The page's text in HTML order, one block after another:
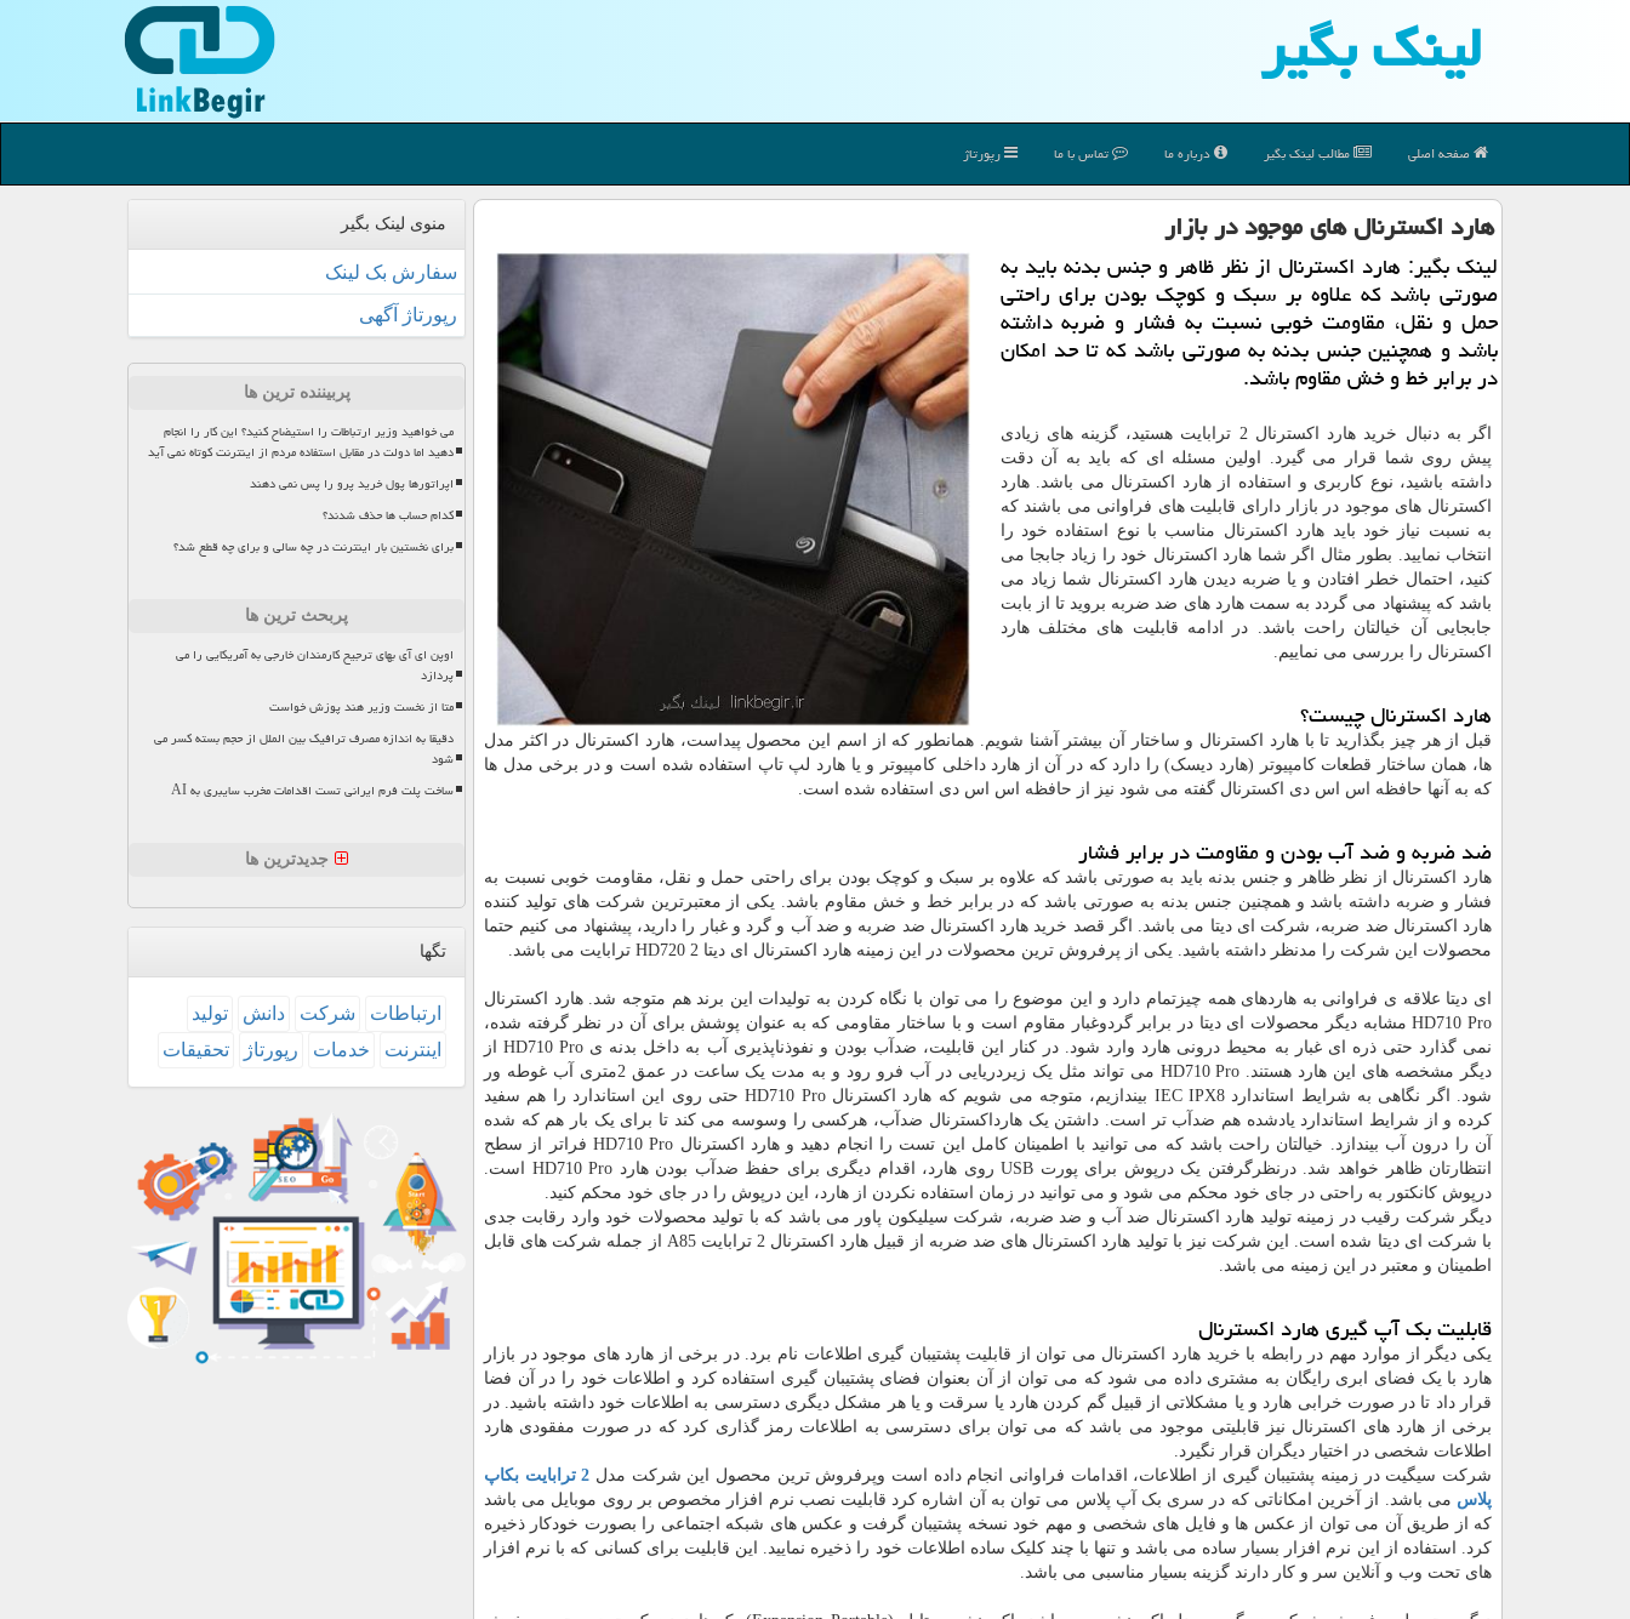
لینك بگیر
صفحه اصلی مطالب لینك بگیر درباره ما تماس با ما رپورتاژ
هارد اكسترنال های موجود در بازار
لینك بگیر: هارد اكسترنال از نظر ظاهر و جنس بدنه باید به
صورتی باشد كه علاوه بر سبك و كوچك بودن برای راحتی
حمل و نقل، مقاومت خوبی نسبت به فشار و ضربه داشته
باشد و همچنین جنس بدنه به صورتی باشد كه تا حد امكان
در برابر خط و خش مقاوم باشد.
اگر به دنبال خرید هارد اکسترنال 2 ترابایت هستید، گزینه های زیادی
پیش روی شما قرار می گیرد. اولین مسئله ای که باید به آن دقت
داشته باشید، نوع کاربری و استفاده از هارد اکسترنال می باشد. هارد
اکسترنال های موجود در بازار دارای قابلیت های فراوانی می باشند که
به نسبت نیاز خود باید هارد اکسترنال مناسب با نوع استفاده خود را
انتخاب نمایید. بطور مثال اگر شما هارد اکسترنال خود را زیاد جابجا می
کنید، احتمال خطر افتادن و یا ضربه دیدن هارد اکسترنال شما زیاد می
باشد که پیشنهاد می گردد به سمت هارد های ضد ضربه بروید تا از بابت
جابجایی آن خیالتان راحت باشد. در ادامه قابلیت های مختلف هارد
اکسترنال را بررسی می نماییم.
هارد اکسترنال چیست؟
قبل از هر چیز بگذارید تا با هارد اکسترنال و ساختار آن بیشتر آشنا شویم. همانطور که از اسم این محصول پیداست، هارد اکسترنال در اکثر مدل
ها، همان ساختار قطعات کامپیوتر (هارد دیسک) را دارد که در آن از هارد داخلی کامپیوتر و یا هارد لپ تاپ استفاده شده است و در برخی مدل ها
که به آنها حافظه اس اس دی اکسترنال گفته می شود نیز از حافظه اس اس دی استفاده شده است.
ضد ضربه و ضد آب بودن و مقاومت در برابر فشار
هارد اکسترنال از نظر ظاهر و جنس بدنه باید به صورتی باشد که علاوه بر سبک و کوچک بودن برای راحتی حمل و نقل، مقاومت خوبی نسبت به
فشار و ضربه داشته باشد و همچنین جنس بدنه به صورتی باشد که در برابر خط و خش مقاوم باشد. یکی از معتبرترین شرکت های تولید کننده
هارد اکسترنال ضد ضربه، شرکت ای دیتا می باشد. اگر قصد خرید هارد اکسترنال ضد ضربه و ضد آب و گرد و غبار را دارید، پیشنهاد می کنیم حتما
محصولات این شرکت را مدنظر داشته باشید. یکی از پرفروش ترین محصولات در این زمینه هارد اکسترنال ای دیتا HD720 2 ترابایت می باشد.
ای دیتا علاقه ی فراوانی به هاردهای همه چیزتمام دارد و این موضوع را می توان با نگاه کردن به تولیدات این برند هم متوجه شد. هارد اکسترنال
HD710 Pro مشابه دیگر محصولات ای دیتا در برابر گردوغبار مقاوم است و با ساختار مقاومی که به عنوان پوشش برای آن در نظر گرفته شده،
نمی گذارد حتی ذره ای غبار به محیط درونی هارد وارد شود. در کنار این قابلیت، ضدآب بودن و نفوذناپذیری آب به داخل بدنه ی HD710 Pro از
دیگر مشخصه های این هارد هستند. HD710 Pro می تواند مثل یک زیردریایی در آب فرو رود و به مدت یک ساعت در عمق 2متری آب غوطه ور
شود. اگر نگاهی به شرایط استاندارد IEC IPX8 بیندازیم، متوجه می شویم که هارد اکسترنال HD710 Pro حتی روی این استاندارد را هم سفید
کرده و از شرایط استاندارد یادشده هم ضدآب تر است. داشتن یک هارداکسترنال ضدآب، هرکسی را وسوسه می کند تا برای یک بار هم که شده
آن را درون آب بیندازد. خیالتان راحت باشد که می توانید با اطمینان کامل این تست را انجام دهید و هارد اکسترنال HD710 Pro فراتر از سطح
انتظارتان ظاهر خواهد شد. درنظرگرفتن یک درپوش برای پورت USB روی هارد، اقدام دیگری برای حفظ ضدآب بودن هارد HD710 Pro است.
درپوش کانکتور به راحتی در جای خود محکم می شود و می توانید در زمان استفاده نکردن از هارد، این درپوش را در جای خود محکم کنید.
دیگر شرکت رقیب در زمینه تولید هارد اکسترنال ضد آب و ضد ضربه، شرکت سیلیکون پاور می باشد که با تولید محصولات خود وارد رقابت جدی
با شرکت ای دیتا شده است. این شرکت نیز با تولید هارد اکسترنال های ضد ضربه از قبیل هارد اکسترنال 2 ترابایت A85 از جمله شرکت های قابل
اطمینان و معتبر در این زمینه می باشد.
قابلیت بک آپ گیری هارد اکسترنال
یکی دیگر از موارد مهم در رابطه با خرید هارد اکسترنال می توان از قابلیت پشتیبان گیری اطلاعات نام برد. در برخی از هارد های موجود در بازار
هارد با یک فضای ابری رایگان به مشتری داده می شود که می توان از آن بعنوان فضای پشتیبان گیری استفاده کرد و اطلاعات خود را در آن فضا
قرار داد تا در صورت خرابی هارد و یا مشکلاتی از قبیل گم کردن هارد یا سرقت و یا هر مشکل دیگری دسترسی به اطلاعات خود داشته باشید. در
برخی از هارد های اکسترنال نیز قابلیتی موجود می باشد که می توان برای دسترسی به اطلاعات رمز گذاری کرد که در صورت مفقودی هارد
اطلاعات شخصی در اختیار دیگران قرار نگیرد.
شرکت سیگیت در زمینه پشتیبان گیری از اطلاعات، اقدامات فراوانی انجام داده است وپرفروش ترین محصول این شرکت مدل
2 ترابایت بکاپ
پلاس می باشد. از آخرین امکاناتی که در سری بک آپ پلاس می توان به آن اشاره کرد قابلیت نصب نرم افزار مخصوص بر روی موبایل می باشد
که از طریق آن می توان از عکس ها و فایل های شخصی و مهم خود نسخه پشتیبان گرفت و عکس های شبکه اجتماعی را بصورت خودکار ذخیره
کرد. استفاده از این نرم افزار بسیار ساده می باشد و تنها با چند کلیک ساده اطلاعات خود را ذخیره نمایید. این قابلیت برای کسانی که با نرم افزار
های تحت وب و آنلاین سر و کار دارند گزینه بسیار مناسبی می باشد.
منوی لینک بگیر
سفارش بک لینک
رپورتاژ آگهی
پربیننده ترین ها
می خواهید وزیر ارتباطات را استیضاح کنید؟ این کار را انجام
دهید اما دولت در مقابل استفاده مردم از اینترنت کوتاه نمی آید
اپراتورها پول خرید پرو را پس نمی دهند
کدام حساب ها حذف شدند؟
برای نخستین بار اینترنت در چه سالی و برای چه قطع شد؟
پربحث ترین ها
اوپن ای آی بهای ترجیح کارمندان خارجی به آمریکایی را می
پردازد
متا از نخست وزیر هند پوزش خواست
دقیقا به اندازه مصرف ترافیک بین الملل از حجم بسته کسر می
شود
ساخت پلت فرم ایرانی تست اقدامات مخرب سایبری به AI
جدیدترین ها
تگها
ارتباطات شركت دانش
تولید
اینترنت
خدمات رپورتاژ تحقیقات